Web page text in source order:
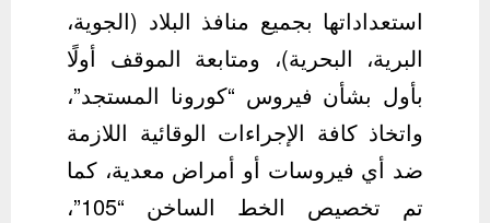
استعداداتها بجميع منافذ البلاد (الجوية،
البرية، البحرية)، ومتابعة الموقف أولًا
بأول بشأن فيروس “كورونا المستجد”،
واتخاذ كافة الإجراءات الوقائية اللازمة
ضد أي فيروسات أو أمراض معدية، كما
تم تخصيص الخط الساخن “105”،